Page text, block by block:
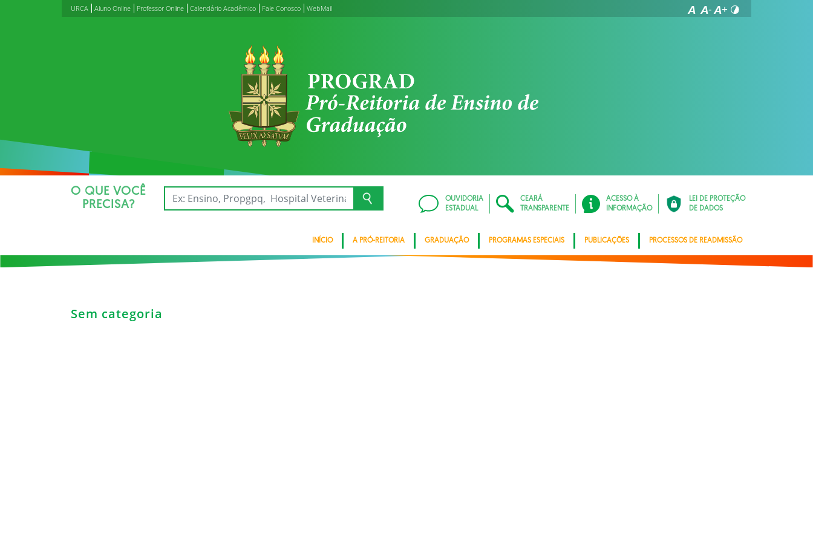
URCA Aluno Online Professor Online Calendário Acadêmico Fale Conosco WebMail
O QUE VOCÊ
PRECISA?
OUVIDORIA
ESTADUAL
CEARÁ
TRANSPARENTE
ACESSO À
INFORMAÇÃO
LEI DE PROTEÇÃO
DE DADOS
INÍCIO A PRÓ-REITORIA GRADUAÇÃO PROGRAMAS ESPECIAIS PUBLICAÇÕES PROCESSOS DE READMISSÃO
Sem categoria